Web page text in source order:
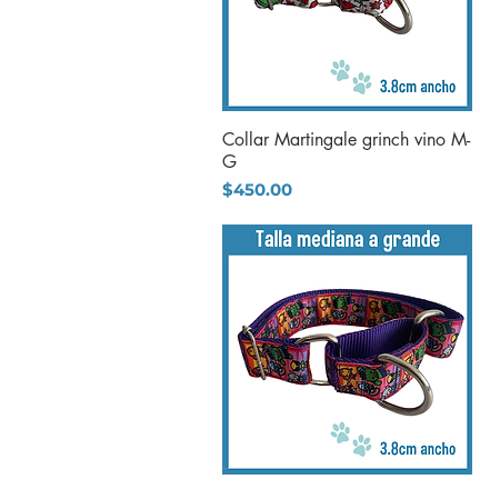
Vista rápida
Collar Martingale grinch vino M-
G
Precio
$450.00